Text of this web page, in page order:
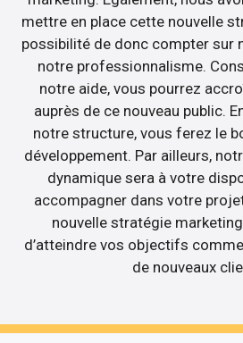
mettre en place cette nouvelle
possibilité de donc compter sur
notre professionnalisme.
notre aide, vous pourrez
auprès de ce nouveau public.
notre structure, vous ferez le
développement. Par ailleurs,
dynamique sera à votre
accompagner dans votre
nouvelle stratégie
d’atteindre vos objectifs
de nouveaux